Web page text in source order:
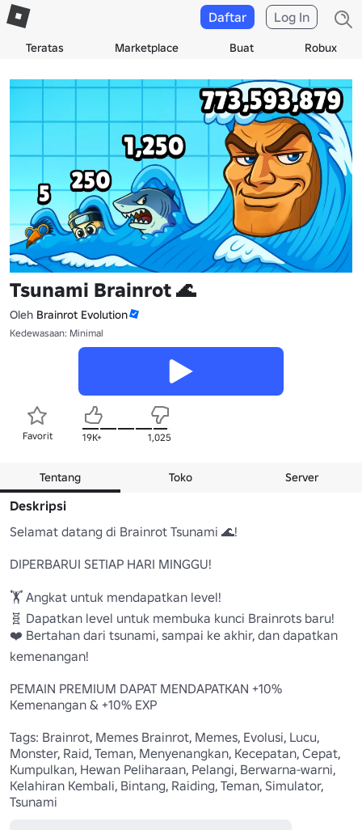
Teratas Marketplace Buat Robux
Daftar Log In
Tsunami Brainrot 🌊
Oleh Brainrot Evolution
Kedewasaan: Minimal
Favorit 19K+ 1,025
Tentang Toko Server
Deskripsi
Selamat datang di Brainrot Tsunami 🌊!
DIPERBARUI SETIAP HARI MINGGU!
🏋️ Angkat untuk mendapatkan level!
🧬 Dapatkan level untuk membuka kunci Brainrots baru!
❤️ Bertahan dari tsunami, sampai ke akhir, dan dapatkan
kemenangan!
PEMAIN PREMIUM DAPAT MENDAPATKAN +10%
Kemenangan & +10% EXP
Tags: Brainrot, Memes Brainrot, Memes, Evolusi, Lucu,
Monster, Raid, Teman, Menyenangkan, Kecepatan, Cepat,
Kumpulkan, Hewan Peliharaan, Pelangi, Berwarna-warni,
Kelahiran Kembali, Bintang, Raiding, Teman, Simulator,
Tsunami